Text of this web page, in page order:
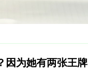
因为她有两张王牌